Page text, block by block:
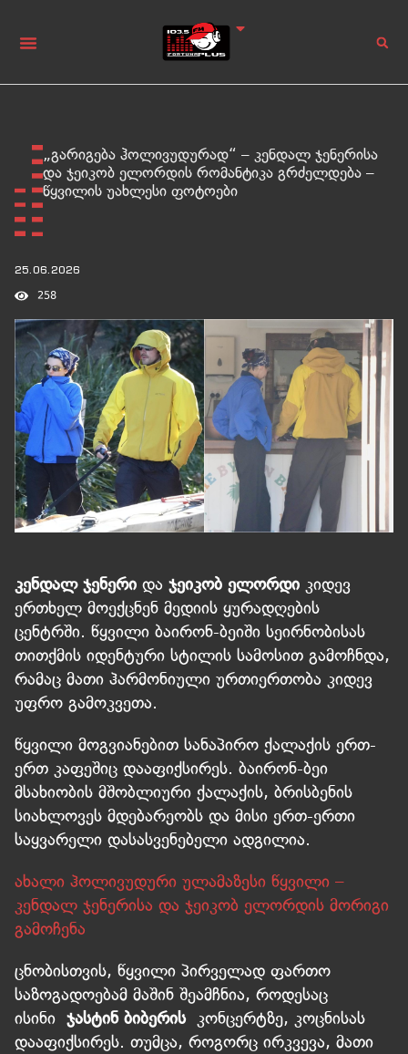
„გარიგება ჰოლივუდურად“ – კენდალ ჯენერისა
და ჯეიკობ ელორდის რომანტიკა გრძელდება –
წყვილის უახლესი ფოტოები
25.06.2026
258
კენდალ ჯენერი და ჯეიკობ ელორდი კიდევ
ერთხელ მოექცნენ მედიის ყურადღების
ცენტრში. წყვილი ბაირონ-ბეიში სეირნობისას
თითქმის იდენტური სტილის სამოსით გამოჩნდა,
რამაც მათი ჰარმონიული ურთიერთობა კიდევ
უფრო გამოკვეთა.
წყვილი მოგვიანებით სანაპირო ქალაქის ერთ-
ერთ კაფეშიც დააფიქსირეს. ბაირონ-ბეი
მსახიობის მშობლიური ქალაქის, ბრისბენის
სიახლოვეს მდებარეობს და მისი ერთ-ერთი
საყვარელი დასასვენებელი ადგილია.
ახალი ჰოლივუდური ულამაზესი წყვილი –
კენდალ ჯენერისა და ჯეიკობ ელორდის მორიგი
გამოჩენა
ცნობისთვის, წყვილი პირველად ფართო
საზოგადოებამ მაშინ შეამჩნია, როდესაც
ისინი ჯასტინ ბიბერის
კონცერტზე, კოცნისას
დააფიქსირეს. თუმცა, როგორც ირკვევა, მათი